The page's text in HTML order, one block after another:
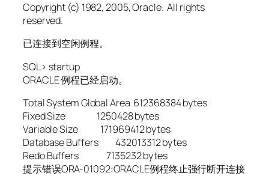
Copyright (c) 1982, 2005, Oracle. All rights
reserved.
已连接到空闲例程。
SQL> startup
ORACLE 例程已经启动。
Total System Global Area 612368384 bytes
Fixed Size 1250428 bytes
Variable Size 171969412 bytes
Database Buffers 432013312 bytes
Redo Buffers 7135232 bytes
提示错误ORA-01092:ORACLE例程终止强行断开连接